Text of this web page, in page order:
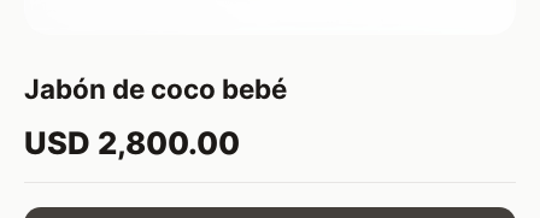
Jabón de coco bebé
USD 2,800.00